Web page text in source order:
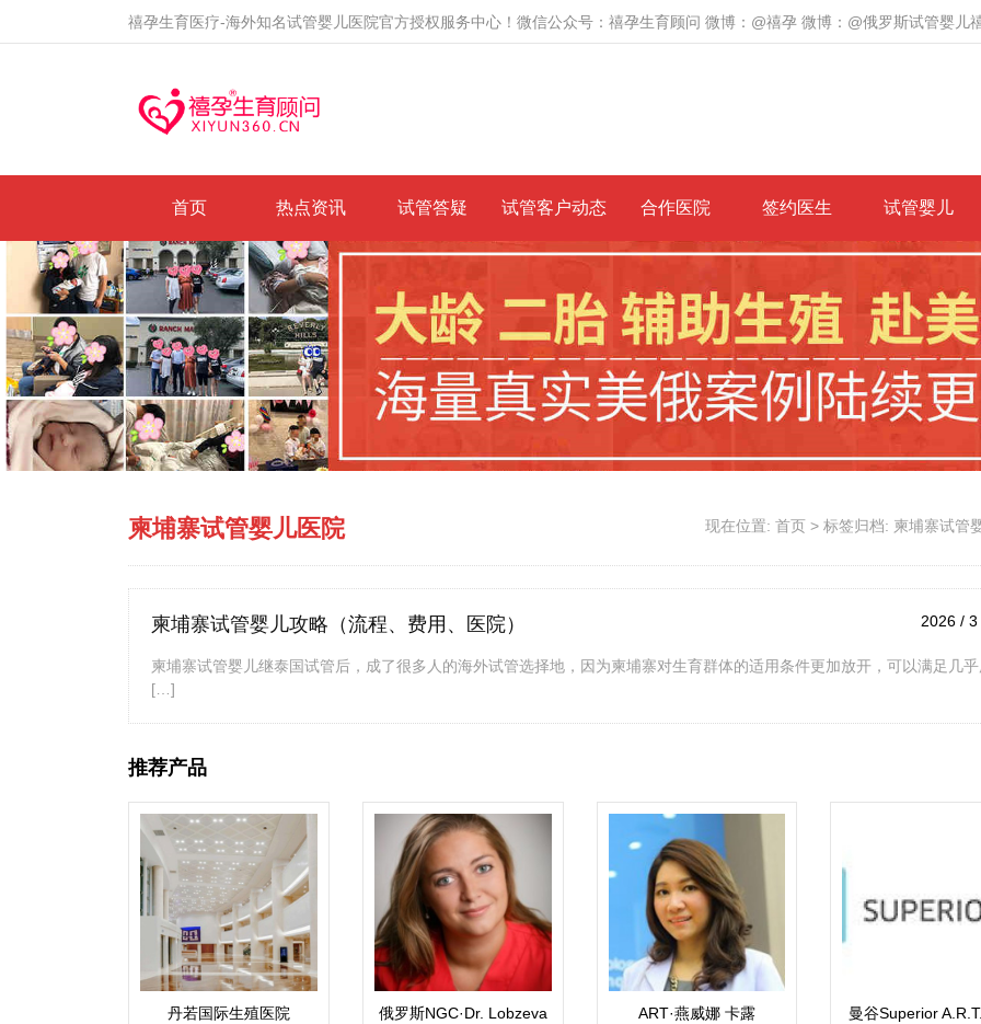
禧孕生育医疗-海外知名试管婴儿医院官方授权服务中心！微信公众号：禧孕生育顾问 微博：@禧孕 微博：@俄罗斯试管婴儿
首页 热点资讯 试管答疑 试管客户动态 合作医院 签约医生 试管婴儿
柬埔寨试管婴儿医院 现在位置: 首页 > 标签归档: 柬埔寨试管
柬埔寨试管婴儿攻略（流程、费用、医院） 2026 /
柬埔寨试管婴儿继泰国试管后，成了很多人的海外试管选择地，因为柬埔寨对生育群体的适用条件更加放开，可以满足几
[…]
推荐产品
丹若国际生殖医院
俄罗斯NGC·Dr. Lobzeva
ART·燕威娜 卡露
曼谷Superior